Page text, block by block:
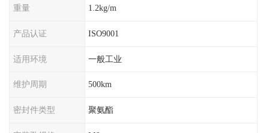
重量 1.2kg/m
产品认证 ISO9001
适用环境 一般工业
维护周期 500km
密封件类型 聚氨酯